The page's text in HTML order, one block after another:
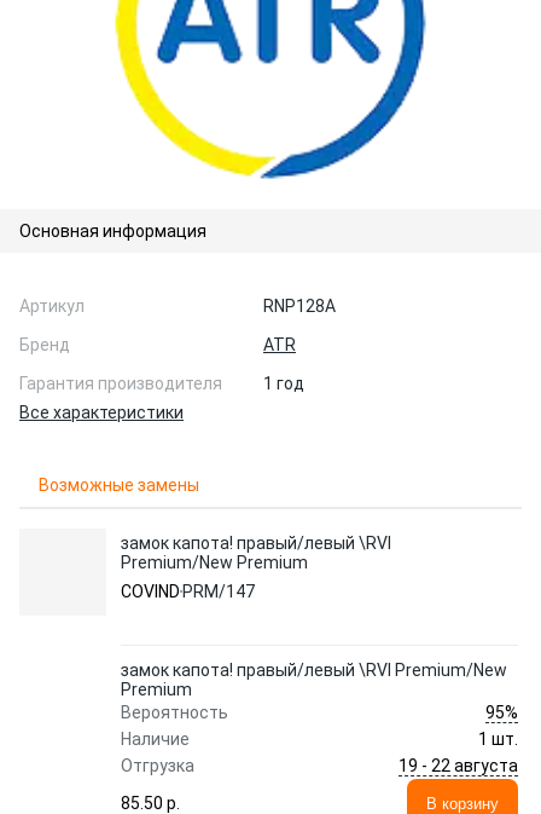
Основная информация
Артикул
RNP128A
Бренд
ATR
Гарантия производителя
1 год
Все характеристики
Возможные замены
замок капота! правый/левый \RVI
Premium/New Premium
COVIND PRM/147
замок капота! правый/левый \RVI Premium/New
Premium
Вероятность
95%
Наличие
1 шт.
Отгрузка
19 - 22 августа
85.50 p.
В корзину